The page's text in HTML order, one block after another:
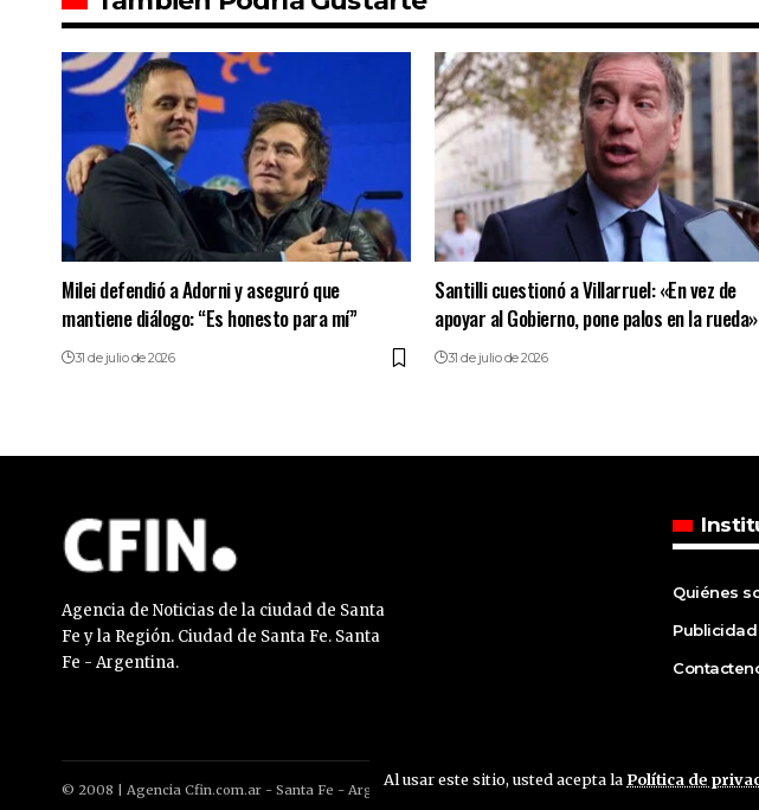
Al usar este sitio, usted acepta la Política de
Milei defendió a Adorni y aseguró que
mantiene diálogo: “Es honesto para mí”
31 de julio de 2026
Santilli cuestionó a Villarruel: «En vez de
apoyar al Gobierno, pone palos en la rueda»
31 de julio de 2026
Agencia de Noticias de la ciudad de Santa
Fe y la Región. Ciudad de Santa Fe. Santa
Fe - Argentina.
Quiénes
Publicidad
© 2008 | Agencia Cfin.com.ar - Santa Fe - Argentina | All rights reserved.